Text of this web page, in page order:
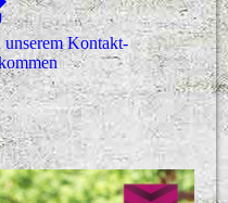
unserem Kon­takt­